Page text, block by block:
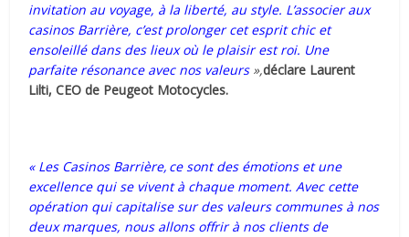
invitation au voyage, à la liberté, au style. L’associer aux
casinos Barrière, c’est prolonger cet esprit chic et
ensoleillé dans des lieux où le plaisir est roi. Une
parfaite résonance avec nos valeurs»,déclare Laurent
Lilti, CEO de Peugeot Motocycles.
« Les Casinos Barrière, ce sont des émotions et une
excellence qui se vivent à chaque moment. Avec cette
opération qui capitalise sur des valeurs communes à nos
deux marques, nous allons offrir à nos clients de